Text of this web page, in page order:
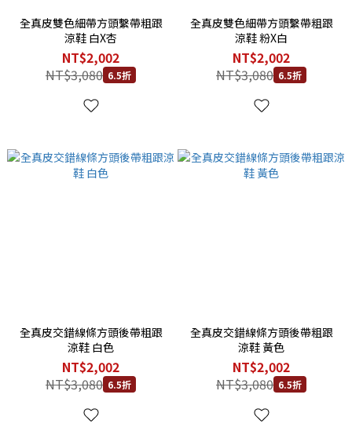
全真皮雙色細帶方頭繫帶粗跟
涼鞋 白X杏
NT$2,002
NT$3,080 6.5折
全真皮雙色細帶方頭繫帶粗跟
涼鞋 粉X白
NT$2,002
NT$3,080 6.5折
全真皮交錯線條方頭後帶粗跟
涼鞋 白色
NT$2,002
NT$3,080 6.5折
全真皮交錯線條方頭後帶粗跟
涼鞋 黃色
NT$2,002
NT$3,080 6.5折